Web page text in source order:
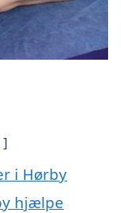
i Hørby
hjælpe